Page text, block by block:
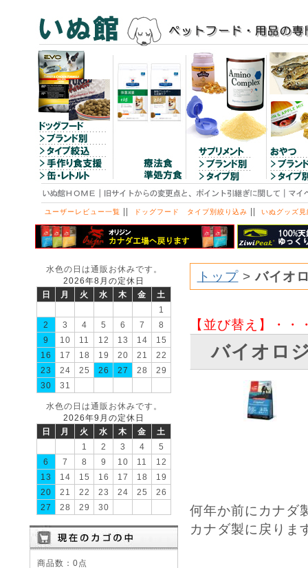
ユーザーレビュー一覧 || ドッグフード タイプ別絞り込み || いぬグッズ見
水色の日は通販お休みです。
2026年8月の定休日
日
月 火 水 木 金
土
1
2
3 4 5 6 7
8
9
10 11 12 13 14
15
16
17 18 19 20 21
22
23
24 25 26 27 28
29
30
31
水色の日は通販お休みです。
2026年9月の定休日
日
月 火 水 木 金
土
1
2 3 4
5
6
7 8 9 10 11
12
13
14 15 16 17 18
19
20
21 22 23 24 25
26
27
28 29 30
商品数：0点
トップ>バイオ
【並び替え】・・
バイオロ
何年か前にカナダ
カナダ製に戻りま